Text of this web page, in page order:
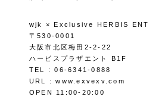
wjk × Exclusive HERBIS ENT
〒530-0001
大阪市北区梅田2-2-22
ハービスプラザエント B1F
TEL : 06-6341-0888
URL : www.exvexv.com
OPEN 11:00-20:00